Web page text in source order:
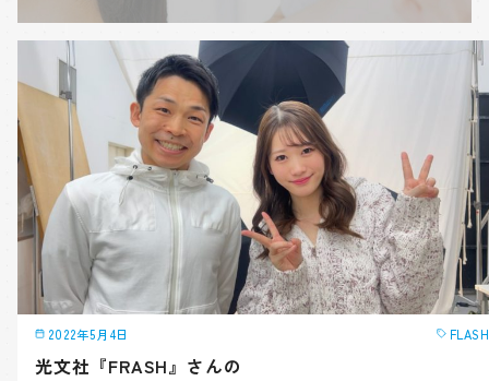
2022年5月4日 FLASH
光文社『FRASH』さんの